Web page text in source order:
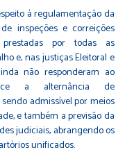
à regulamentação da
inspeções e correições
por todas as
e, nas justiças Eleitoral e
não responderam ao
a alternância de
admissível por meios
e também a previsão da
judiciais, abrangendo os
unificados.